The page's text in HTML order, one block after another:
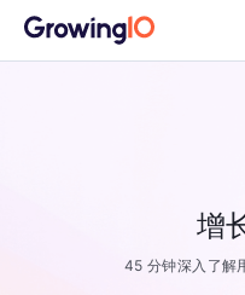
增
45 分钟深入了解